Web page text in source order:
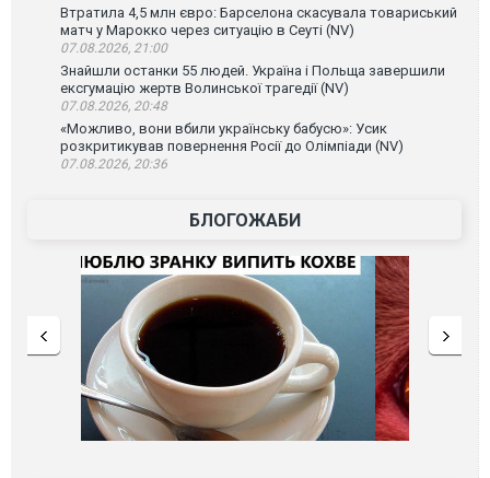
Втратила 4,5 млн євро: Барселона скасувала товариський
матч у Марокко через ситуацію в Сеуті (NV)
07.08.2026, 21:00
Знайшли останки 55 людей. Україна і Польща завершили
ексгумацію жертв Волинської трагедії (NV)
07.08.2026, 20:48
«Можливо, вони вбили українську бабусю»: Усик
розкритикував повернення Росії до Олімпіади (NV)
07.08.2026, 20:36
БЛОГОЖАБИ